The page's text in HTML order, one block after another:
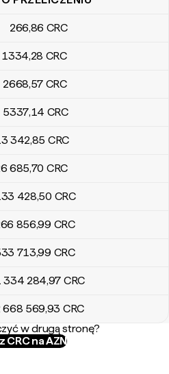
na colona kostarykańskiego
266,86 CRC
1334,28 CRC
2668,57 CRC
5337,14 CRC
342,85 CRC
685,70 CRC
428,50 CRC
856,99 CRC
713,99 CRC
334 284,97 CRC
668 569,93 CRC
w drugą stronę?
CRC na AZN